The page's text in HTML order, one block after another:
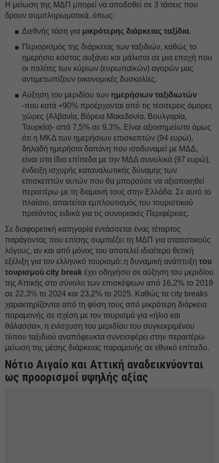
Η μείωση της ΜΔΠ μπορεί να αποδοθεί σε 3 τάσεις που
δρουν συμπληρωματικά, όπως:
Διεθνής τάση για μικρότερης διάρκειας ταξίδια,
Περιορισμός της διάρκειας των ταξιδιών, καθώς το
ημερήσιο κόστος αυξάνει και μάλιστα σε μια εποχή που
οι πολίτες των κύριων (ευρωπαϊκών) αγορών μας
αντιμετωπίζουν οικονομικές δυσκολίες.
Αύξηση του μεριδίου των ημερήσιων ταξιδιωτών
-που κατά +90% προέρχονται από τις τέσσερεις όμορες
χώρες (Αλβανία, Βόρεια Μακεδονία, Βουλγαρία,
Τουρκία)- από 7,5% σε 9,3%. Είναι αξιοσημείωτο όμως
ότι η ΜΚΔ των ημερήσιων επισκεπτών (94 ευρώ),
δηλαδή ημερήσια δαπάνη που ισοδυναμεί με ΜΔΔ,
είναι στα ίδια επίπεδα με την ΜΔΔ συνολικά (97 ευρώ),
ένδειξη ισχυρής καταναλωτικής δύναμης των
επισκεπτών αυτών που θα μπορούσε να αξιοποιηθεί
περαιτέρω με τη διαμονή τους στην Ελλάδα. Σε αυτό το
πλαίσιο, απαιτείται εμπλουτισμός του τουριστικού
προϊόντος ειδικά για τις συνοριακές Περιφέρειες.
Σε διαφορετική κατηγορία εντάσσεται ένας τέταρτος
παράγοντας που επίσης συμπιέζει τη ΜΔΠ για στατιστικούς
λόγους, αν και από μόνος του αποτελεί ιδιαίτερα θετική
εξέλιξη για τον ελληνικό τουρισμό: η δυναμική ανάπτυξη του
τουρισμού city break έχει οδηγήσει σε αύξηση του μεριδίου
της Αττικής στο σύνολο των επισκέψεων από 16,2% το 2019
σε 22,3% το 2024 και 23,2% το 2025. Καθώς τα city breaks
χαρακτηρίζονται από τη φύση τους από μικρότερη διάρκεια
παραμονής σε σχέση με τον τουρισμό για «ήλιο και
θάλασσα», η ενίσχυση του μεριδίου του συγκεκριμένου
τύπου ταξιδιού αναπόφευκτα συνεισφέρει στην περαιτέρω
μείωση της μέσης διάρκειας παραμονής σε εθνικό επίπεδο.
Νότιο Αιγαίο και Αττική αναδεικνύονται
ως προορισμοί υψηλής αξίας